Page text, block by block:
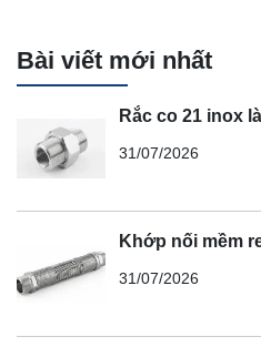
Bài viết mới nhất
Rắc co 21 inox
31/07/2026
Khớp nối mềm
31/07/2026